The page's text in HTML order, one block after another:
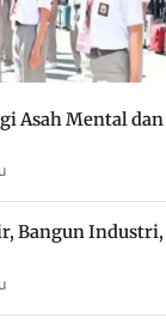
Asah Mental
Bangun